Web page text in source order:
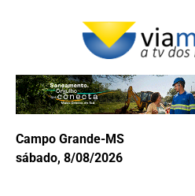
Campo Grande-MS
sábado, 8/08/2026